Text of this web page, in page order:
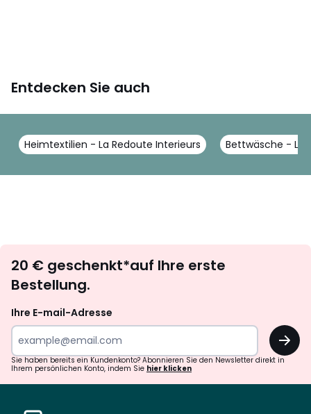
Entdecken Sie auch
Heimtextilien - La Redoute Interieurs Bettwäsche - La
abonnieren
20 € geschenkt*auf Ihre erste
Bestellung.
Ihre E-mail-Adresse
OK
Sie haben bereits ein Kundenkonto? Abonnieren Sie den Newsletter direkt in
Ihrem persönlichen Konto, indem Sie hier klicken